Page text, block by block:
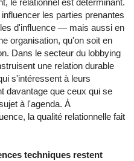
le relationnel est déterminant.
les parties prenantes
d'influence — mais aussi en
organisation, qu'on soit en
Dans le secteur du lobbying
une relation durable
s'intéressent à leurs
davantage que ceux qui se
à l'agenda. À
la qualité relationnelle fait
techniques restent